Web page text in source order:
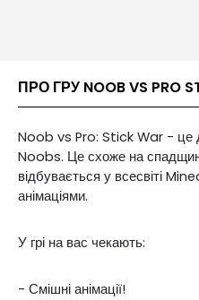
ПРО ГРУ NOOB VS PRO
Noob vs Pro: Stick War - це
Noobs. Це схоже на
відбувається у всесвіті
анімаціями.
У грі на вас чекають:
- Смішні анімації!